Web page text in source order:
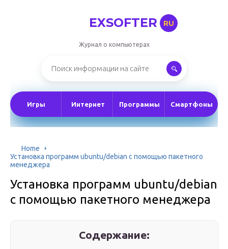
EXSOFTER RU
Журнал о компьютерах
Игры Интернет Программы Смартфоны
Home
Установка программ ubuntu/debian с помощью пакетного
менеджера
Установка программ ubuntu/debian
с помощью пакетного менеджера
Содержание: